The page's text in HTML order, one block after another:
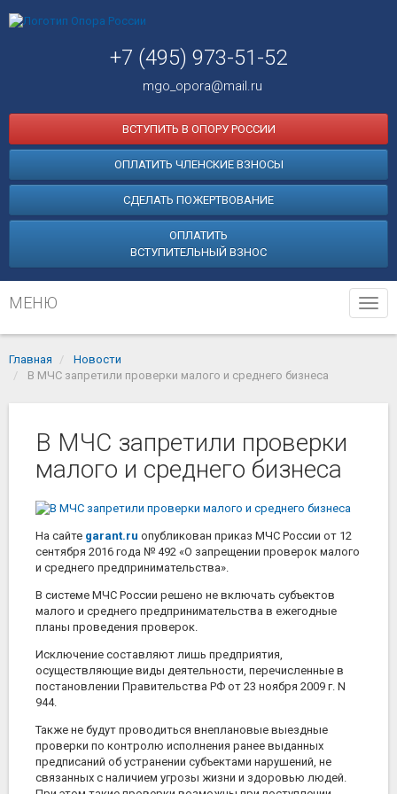
+7 (495) 973-51-52
mgo_opora@mail.ru
ВСТУПИТЬ В ОПОРУ РОССИИ
ОПЛАТИТЬ ЧЛЕНСКИЕ ВЗНОСЫ
СДЕЛАТЬ ПОЖЕРТВОВАНИЕ
ОПЛАТИТЬ
ВСТУПИТЕЛЬНЫЙ ВЗНОС
МЕНЮ
Главная
Новости
В МЧС запретили проверки малого и среднего бизнеса
В МЧС запретили проверки
малого и среднего бизнеса
На сайте garant.ru опубликован приказ МЧС России от 12
сентября 2016 года № 492 «О запрещении проверок малого
и среднего предпринимательства».
В системе МЧС России решено не включать субъектов
малого и среднего предпринимательства в ежегодные
планы проведения проверок.
Исключение составляют лишь предприятия,
осуществляющие виды деятельности, перечисленные в
постановлении Правительства РФ от 23 ноября 2009 г. N
944.
Также не будут проводиться внеплановые выездные
проверки по контролю исполнения ранее выданных
предписаний об устранении субъектами нарушений, не
связанных с наличием угрозы жизни и здоровью людей.